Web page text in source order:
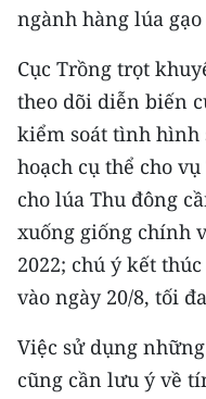
ngành hàng lúa
Cục Trồng trọt
theo dõi diễn biến
kiểm soát tình hình
hoạch cụ thể cho
cho lúa Thu đông
xuống giống chính
2022; chú ý kết
vào ngày 20/8, tối
Việc sử dụng
cũng cần lưu ý về